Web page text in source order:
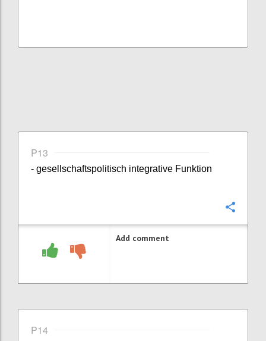
P13
- gesellschaftspolitisch integrative Funktion
Add comment
P14